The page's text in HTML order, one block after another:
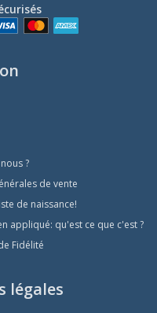
?
de vente
de naissance!
appliqué: qu'est ce que c'est ?
Fidélité
légales